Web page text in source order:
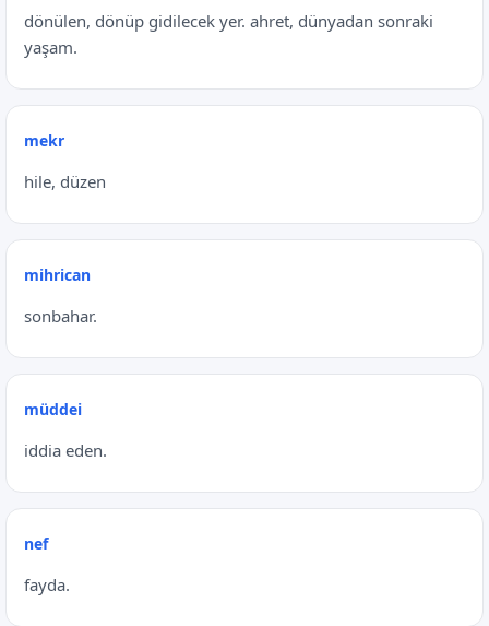
dönülen, dönüp gidilecek yer. ahret, dünyadan sonraki
yaşam.
mekr
hile, düzen
mihrican
sonbahar.
müddei
iddia eden.
nef
fayda.